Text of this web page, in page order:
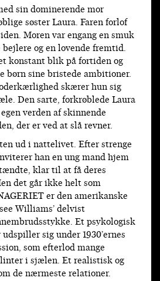
sin dominerende mor
søster Laura. Faren forlof
Moren var engang en smuk
og en lovende fremtid.
konstant blik på fortiden og
børn sine bristede ambitioner.
skærer hun sig
Den sarte, forkrøblede Laura
verden af skinnende
der er ved at slå revner.
ud i nattelivet. Efter strenge
han en ung mand hjem
klar til at få deres
det går ikke helt som
er den amerikanske
Williams’ delvist
Et psykologisk
sig under 1930’ernes
som efterlod mange
i sjælen. Et realistisk og
de nærmeste relationer.